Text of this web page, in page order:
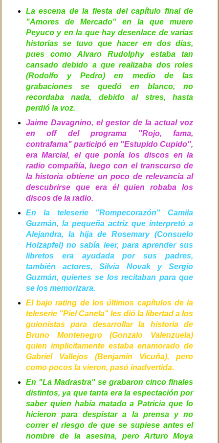
La escena de la fiesta del capítulo final de
"Amores de Mercado" en la que muere
Peyuco y en la que hay desenlace de varias
historias se tuvo que hacer en dos días,
pues como Alvaro Rudolphy estaba tan
cansado debido a que realizaba dos roles
(Rodolfo y Pedro) en medio de las
grabaciones se quedó en blanco, no
recordaba nada, debido al stres, hasta
perdió la voz.
Jaime Davagnino, el gestor de la actual voz
en off del programa "Rojo, fama,
contrafama" participó en "Estupido Cupido",
era Marcial, el que ponía los discos en la
radio compañía, luego con el transcurso de
la historia obtiene un poco de relevancia al
descubrirse que era él quien robaba los
discos de la radio.
En la teleserie "Rompecorazón" Camila
Guzmán, la pequeña actriz que interpretó a
Alejandra, la hija de Rosemary (Consuelo
Holzapfel) no sabía leer, para aprender sus
libretos era ayudada por sus padres,
también actores, Silvia Novak y Sergio
Guzmán, quienes se los recitaban para que
se los memorizara.
El bajo rating de los últimos capítulos de la
teleserie "Piel Canela" les dió la libertad a los
guionistas para desarrollar la historia de
Bruno Montenegro (Gonzalo Valenzuela)
quien implicitamente estaba enamorado de
Gabriel Vallejos (Benjamín Vicuña), pero
como pocos la vieron, pasó inadvertida.
En "La Madrastra" se grabaron cinco finales
distintos, ya que tanta era la espectación por
saber quien había matado a Patricia que lo
hicieron para despistar a la prensa y no
correr el riesgo de que se supiese antes el
nombre de la asesina, pero Arturo Moya